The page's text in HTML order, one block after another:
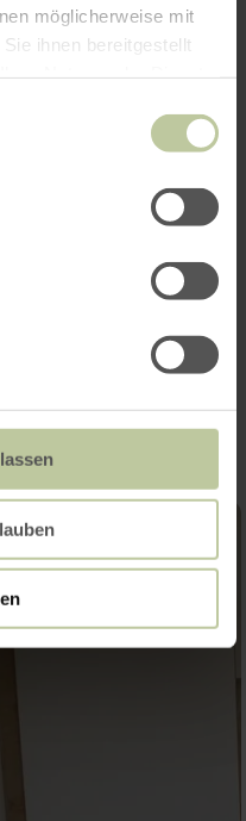
möglicherweise mit
ihnen bereitgestellt